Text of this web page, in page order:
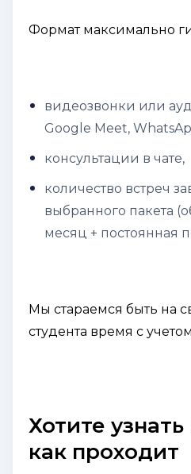
Формат максимально
видеозвонки или
Google Meet,
консультации в чате,
количество встреч
выбранного пакета
месяц + постоянная
Мы стараемся быть на
студента время с
Хотите
как проходит